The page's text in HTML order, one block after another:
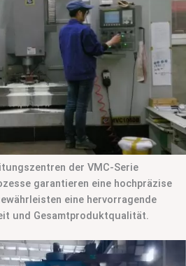
der VMC-Serie
garantieren eine hochpräzise
eine hervorragende
und Gesamtproduktqualität.